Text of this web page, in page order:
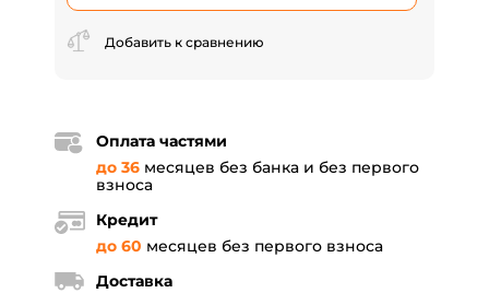
Добавить к сравнению
Оплата частями
до 36 месяцев без банка и без первого
взноса
Кредит
до 60 месяцев без первого взноса
Доставка